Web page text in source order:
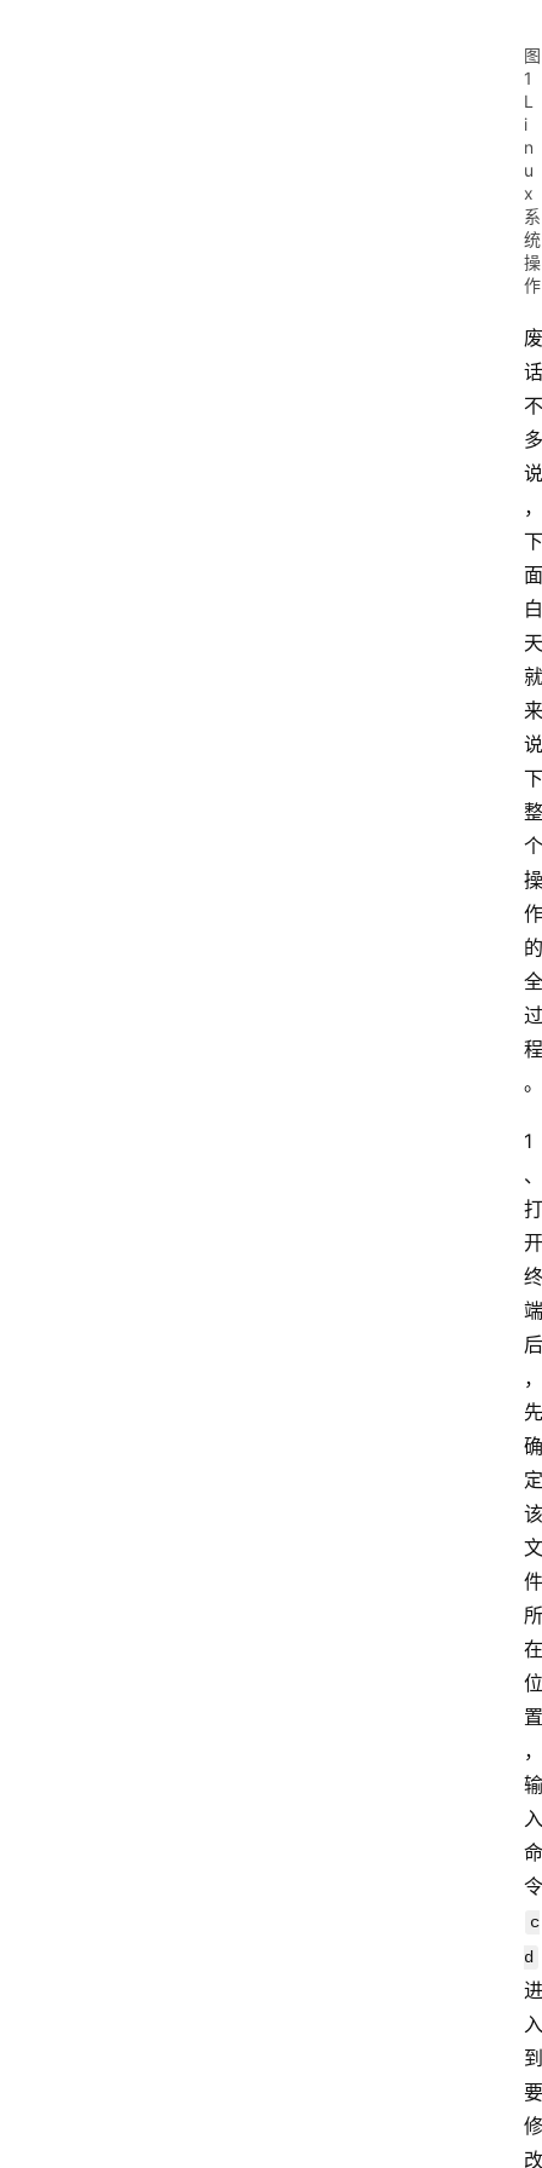
图
1
L
i
n
u
x
系
统
操
作
废
话
不
多
说
，
下
面
白
天
就
来
说
下
整
个
操
作
的
全
过
程
。
1
、
打
开
终
端
后
，
先
确
定
该
文
件
所
在
位
置
，
输
入
命
令
c
d
进
入
到
要
修
改